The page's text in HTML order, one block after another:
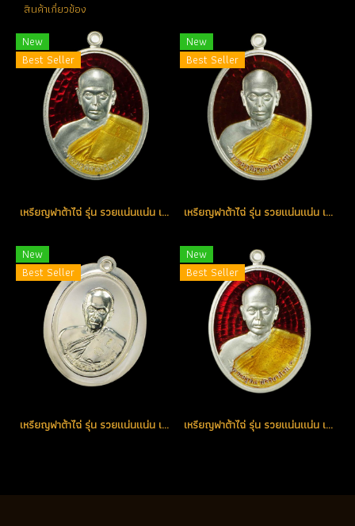
สินค้าเกี่ยวข้อง
New
Best Seller
เหรียญฟาต้าไฉ่ รุ่น รวยแน่นแน่น เนื้อเงินลงยาสีแดง หมายเลข 205 (โทรถาม)
New
Best Seller
เหรียญฟาต้าไฉ่ รุ่น รวยแน่นแน่น เนื้อเงินลงยาสีแดง หมายเลข 530 (โทรถาม)
New
Best Seller
เหรียญฟาต้าไฉ่ รุ่น รวยแน่นแน่น เนื้อเงินไม่ตัดปีก จารมือหลวงพ่อ หมายเลข 90 (โทรถาม)
New
Best Seller
เหรียญฟาต้าไฉ่ รุ่น รวยแน่นแน่น เนื้อเงินลงยาสีแดง หมายเลข 413 (โทรถาม)